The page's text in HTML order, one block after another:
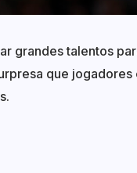
grandes talentos
que